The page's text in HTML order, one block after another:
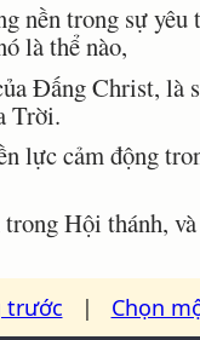
nền trong sự
là thể nào,
Ðấng Christ, là
Trời.
lực cảm động
Hội thánh,
trước | Chọn